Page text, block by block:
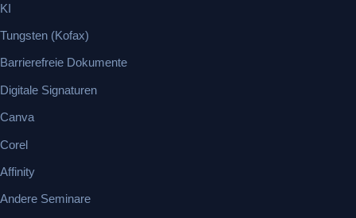
KI
Tungsten (Kofax)
Barrierefreie Dokumente
Digitale Signaturen
Canva
Corel
Affinity
Andere Seminare